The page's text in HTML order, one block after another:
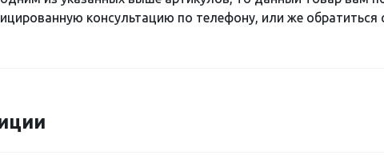
консультацию по телефону, или же обратиться